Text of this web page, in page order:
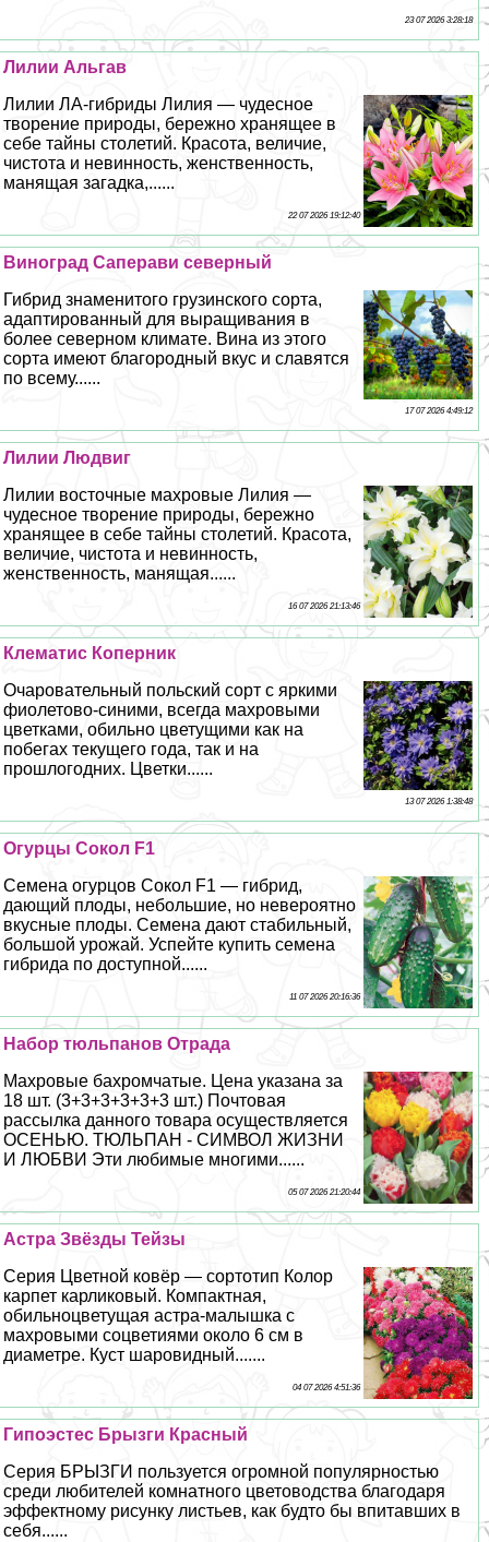
23 07 2026 3:28:18
Лилии Альгав
Лилии ЛА-гибриды Лилия — чудесное
творение природы, бережно хранящее в
себе тайны столетий. Красота, величие,
чистота и невинность, женственность,
манящая загадка,......
22 07 2026 19:12:40
Виноград Саперави северный
Гибрид знаменитого грузинского сорта,
адаптированный для выращивания в
более северном климате. Вина из этого
сорта имеют благородный вкус и славятся
по всему......
17 07 2026 4:49:12
Лилии Людвиг
Лилии восточные махровые Лилия —
чудесное творение природы, бережно
хранящее в себе тайны столетий. Красота,
величие, чистота и невинность,
женственность, манящая......
16 07 2026 21:13:46
Клематис Коперник
Очаровательный польский сорт с яркими
фиолетово-синими, всегда махровыми
цветками, обильно цветущими как на
побегах текущего года, так и на
прошлогодних. Цветки......
13 07 2026 1:38:48
Огурцы Сокол F1
Семена огурцов Сокол F1 — гибрид,
дающий плоды, небольшие, но невероятно
вкусные плоды. Семена дают стабильный,
большой урожай. Успейте купить семена
гибрида по доступной......
11 07 2026 20:16:36
Набор тюльпанов Отрада
Махровые бахромчатые. Цена указана за
18 шт. (3+3+3+3+3+3 шт.) Почтовая
рассылка данного товара осуществляется
ОСЕНЬЮ. ТЮЛЬПАН - СИМВОЛ ЖИЗНИ
И ЛЮБВИ Эти любимые многими......
05 07 2026 21:20:44
Астра Звёзды Тейзы
Серия Цветной ковёр — сортотип Колор
карпет карликовый. Компактная,
обильноцветущая астра-малышка с
махровыми соцветиями около 6 см в
диаметре. Куст шаровидный.......
04 07 2026 4:51:36
Гипоэстес Брызги Красный
Серия БРЫЗГИ пользуется огромной популярностью
среди любителей комнатного цветоводства благодаря
эффектному рисунку листьев, как будто бы впитавших в
себя......